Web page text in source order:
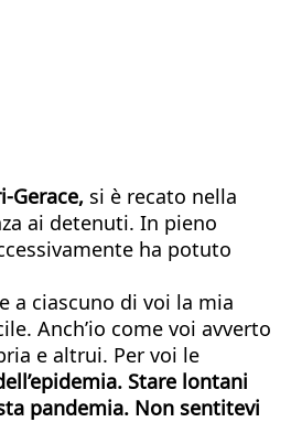
Gerace, si è recato nella
ai detenuti. In pieno
ha potuto
a ciascuno di voi la mia
Anch’io come voi avverto
e altrui. Per voi le
Stare lontani
pandemia. Non sentitevi